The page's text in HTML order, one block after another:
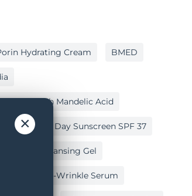
Hydrating Cream BMED
Gel With Mandelic Acid
Light Day Sunscreen SPF 37
Cleansing Gel
Plus Anti-Wrinkle Serum
×